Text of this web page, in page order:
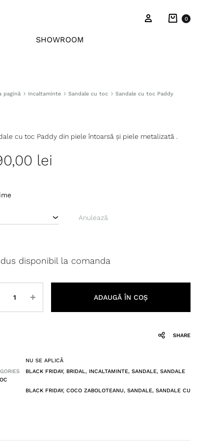
Sign in Cart
0
SHOWROOM
pagină Incaltaminte Sandale cu toc Sandale cu toc Paddy
cu toc Paddy din piele întoarsă și piele metalizată .
lei
Anulează
disponibil la comanda
ADAUGĂ ÎN COȘ
SHARE
NU SE APLICĂ
BLACK FRIDAY, BRIDAL, INCALTAMINTE, SANDALE, SANDALE
BLACK FRIDAY, COCO ZABOLOTEANU, SANDALE, SANDALE CU